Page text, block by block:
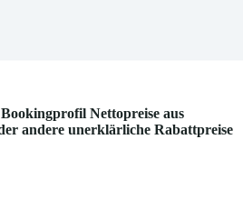
Nettopreise aus
andere unerklärliche Rabattpreise